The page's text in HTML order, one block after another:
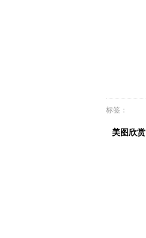
标签：
美图欣赏